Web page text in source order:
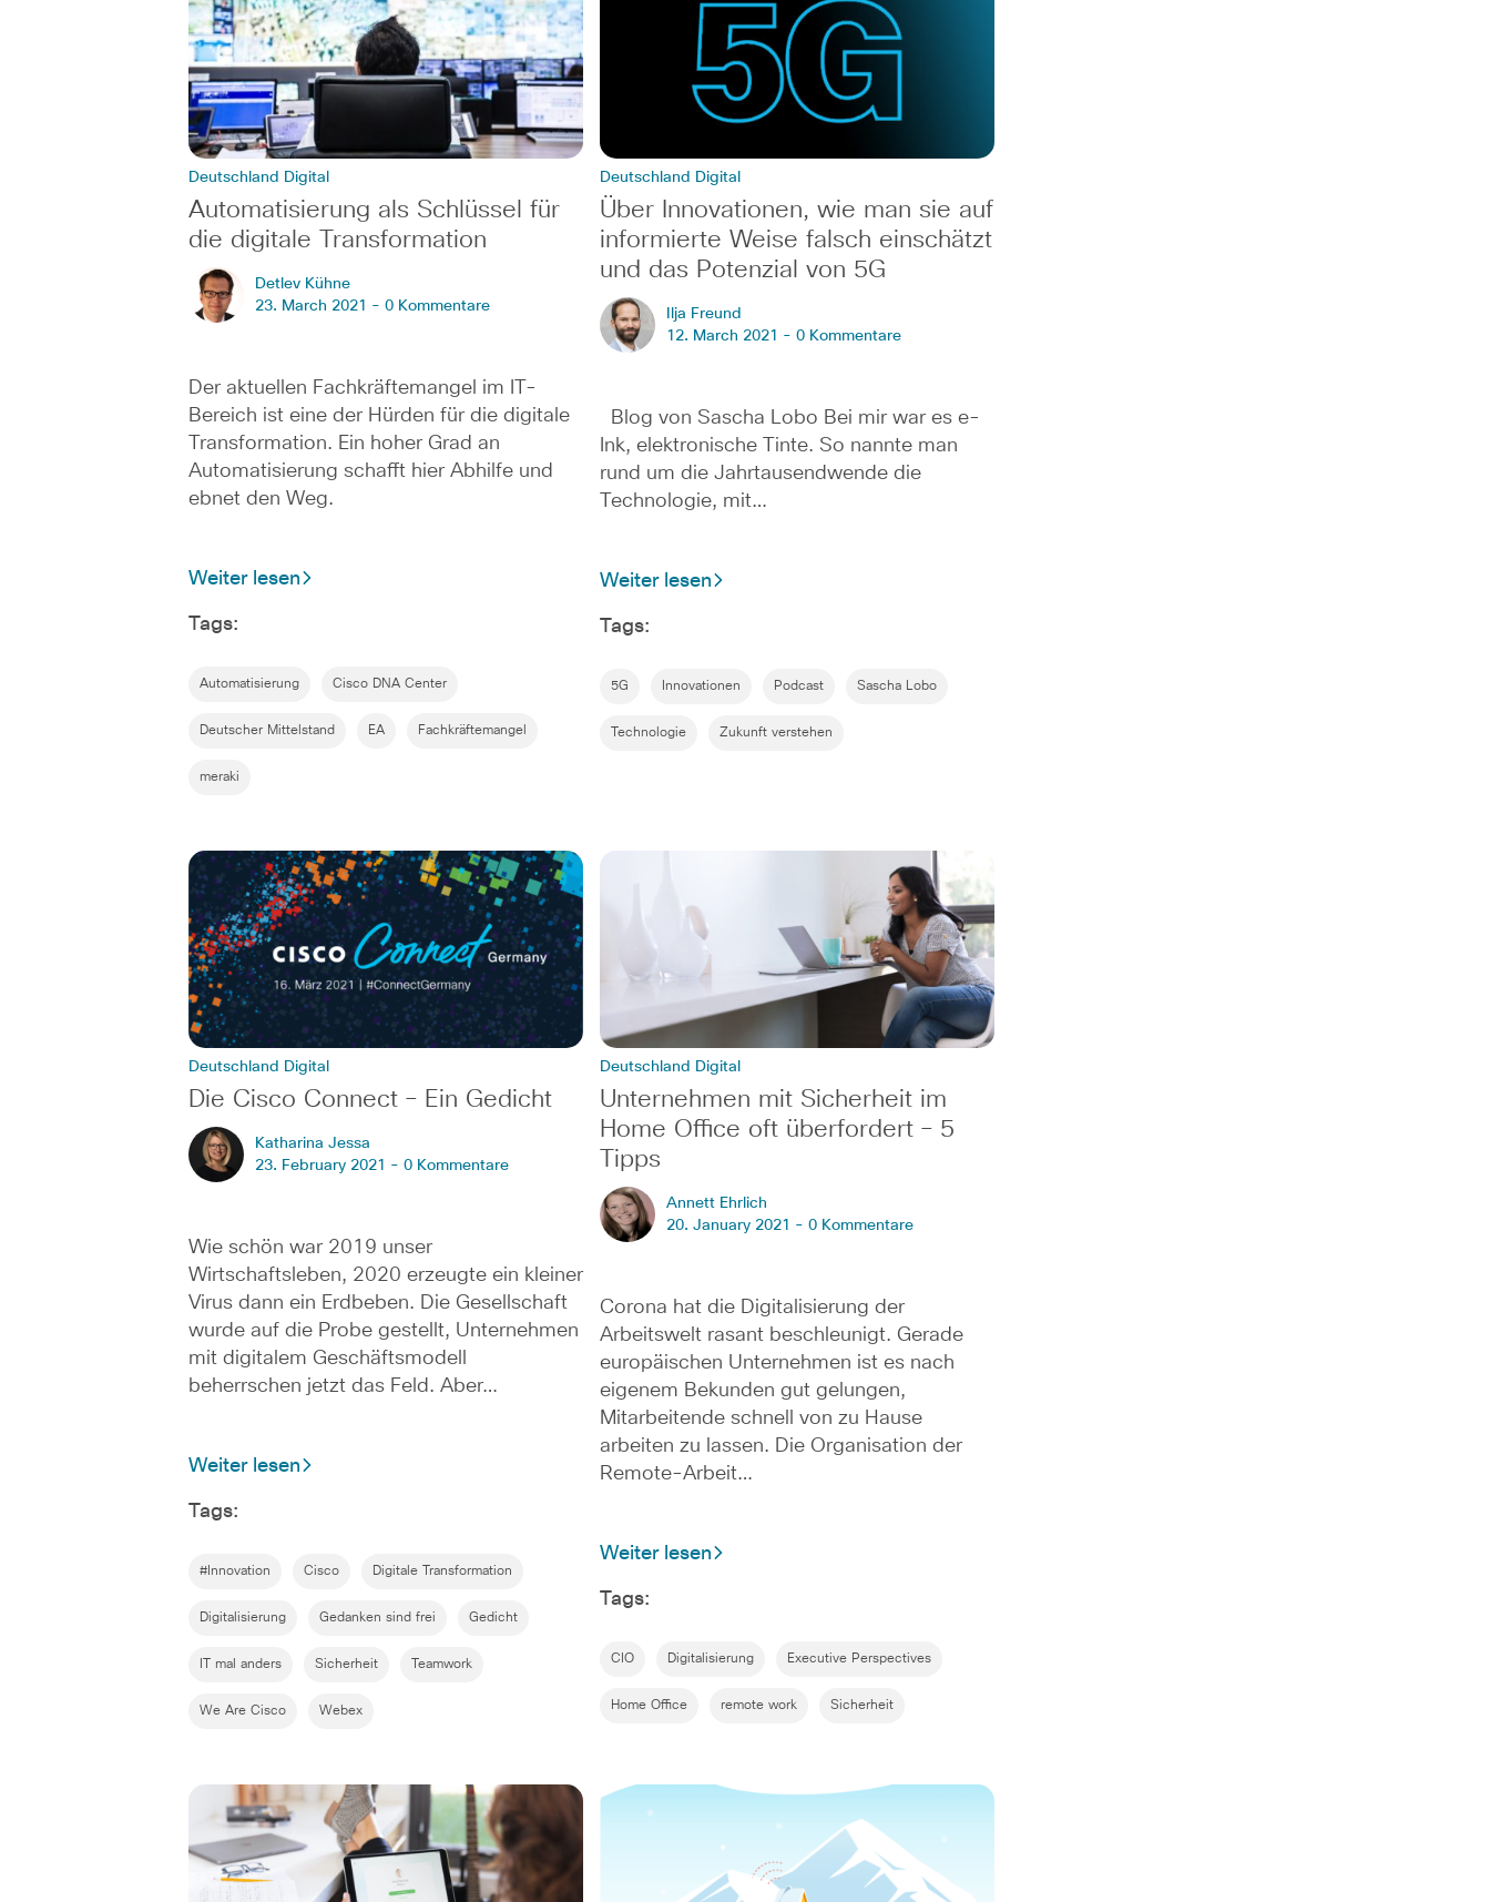
Deutschland Digital
Automatisierung als Schlüssel für
die digitale Transformation
Detlev Kühne
23. March 2021 - 0 Kommentare
Der aktuellen Fachkräftemangel im IT-
Bereich ist eine der Hürden für die digitale
Transformation. Ein hoher Grad an
Automatisierung schafft hier Abhilfe und
ebnet den Weg.
Weiter lesen
Tags:
Automatisierung Cisco DNA Center
Deutscher Mittelstand EA Fachkräftemangel
meraki
Deutschland Digital
Über Innovationen, wie man sie auf
informierte Weise falsch einschätzt
und das Potenzial von 5G
Ilja Freund
12. March 2021 - 0 Kommentare
Blog von Sascha Lobo Bei mir war es e-
Ink, elektronische Tinte. So nannte man
rund um die Jahrtausendwende die
Technologie, mit…
Weiter lesen
Tags:
5G Innovationen Podcast Sascha Lobo
Technologie Zukunft verstehen
Deutschland Digital
Die Cisco Connect – Ein Gedicht
Katharina Jessa
23. February 2021 - 0 Kommentare
Wie schön war 2019 unser
Wirtschaftsleben, 2020 erzeugte ein kleiner
Virus dann ein Erdbeben. Die Gesellschaft
wurde auf die Probe gestellt, Unternehmen
mit digitalem Geschäftsmodell
beherrschen jetzt das Feld. Aber…
Weiter lesen
Tags:
#Innovation Cisco Digitale Transformation
Digitalisierung Gedanken sind frei Gedicht
IT mal anders Sicherheit Teamwork
We Are Cisco Webex
Deutschland Digital
Unternehmen mit Sicherheit im
Home Office oft überfordert – 5
Tipps
Annett Ehrlich
20. January 2021 - 0 Kommentare
Corona hat die Digitalisierung der
Arbeitswelt rasant beschleunigt. Gerade
europäischen Unternehmen ist es nach
eigenem Bekunden gut gelungen,
Mitarbeitende schnell von zu Hause
arbeiten zu lassen. Die Organisation der
Remote-Arbeit…
Weiter lesen
Tags:
CIO Digitalisierung Executive Perspectives
Home Office remote work Sicherheit